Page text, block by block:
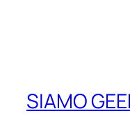
SIAMO